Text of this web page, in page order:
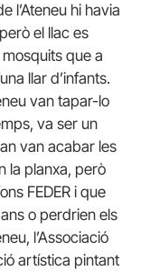
l’Ateneu hi havia
el llac es
que a
llar d’infants.
van tapar-lo
va ser un
van acabar les
la planxa, però
FEDER i que
o perdrien els
l’Associació
artística pintant